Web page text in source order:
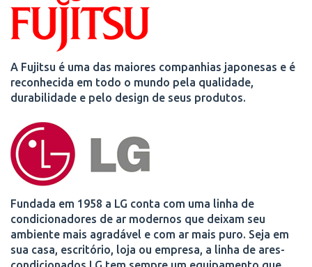
A Fujitsu é uma das maiores companhias japonesas e é
reconhecida em todo o mundo pela qualidade,
durabilidade e pelo design de seus produtos.
Fundada em 1958 a LG conta com uma linha de
condicionadores de ar modernos que deixam seu
ambiente mais agradável e com ar mais puro. Seja em
sua casa, escritório, loja ou empresa, a linha de ares-